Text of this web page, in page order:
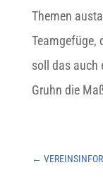
Themen
Teamgefüge,
soll das auch
Gruhn die
←